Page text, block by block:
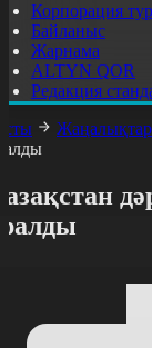
Корпорация
Байланыс
Жарнама
ALTYN QOR
Редакция
Жаңалықтар